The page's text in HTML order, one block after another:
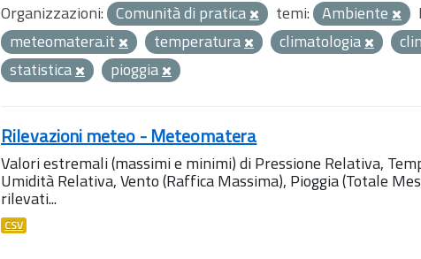
Organizzazioni: Comunità di pratica temi: Ambiente
meteomatera.it
temperatura climatologia
statistica
pioggia
Rilevazioni meteo - Meteomatera
Valori estremali (massimi e minimi) di Pressione Relativa,
Umidità Relativa, Vento (Raffica Massima), Pioggia (Totale
rilevati...
CSV